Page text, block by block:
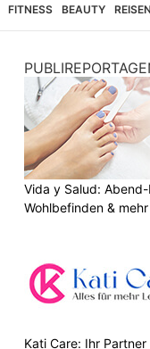
FITNESS BEAUTY REISEN
Vida y Salud:
Wohlbefinden & mehr
Kati Care: Ihr